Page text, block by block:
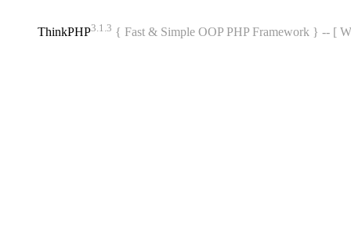
ThinkPHP3.1.3 { Fast & Simple OOP PHP Framework } -- [